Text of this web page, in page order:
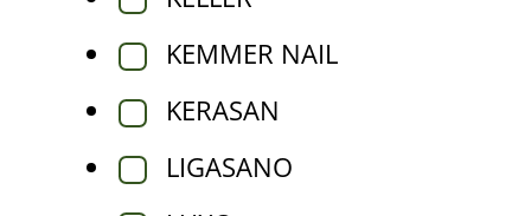
KEMMER NAIL
KERASAN
LIGASANO